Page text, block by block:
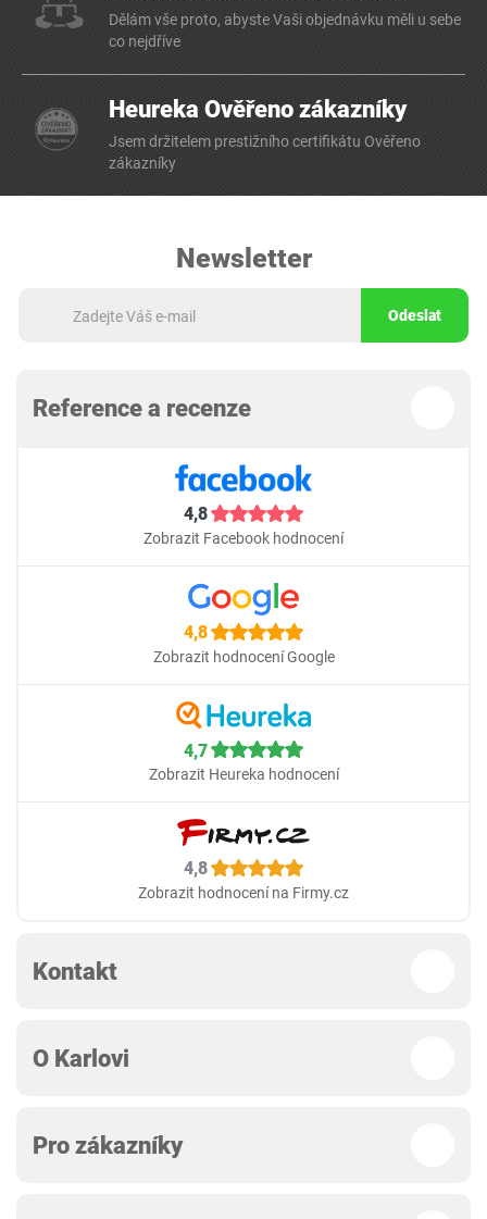
Dělám vše proto, abyste Vaši objednávku měli u sebe
co nejdříve
Heureka Ověřeno zákazníky
Jsem držitelem prestižního certifikátu Ověřeno
zákazníky
Newsletter
Odeslat
Reference a recenze
4,8
Zobrazit Facebook hodnocení
4,8
Zobrazit hodnocení Google
4,7
Zobrazit Heureka hodnocení
4,8
Zobrazit hodnocení na Firmy.cz
Kontakt
O Karlovi
Pro zákazníky